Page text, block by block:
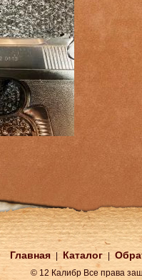
Главная Каталог
© 12 Калибр Все права